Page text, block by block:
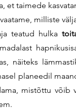
et taimede
milliste
teatud hulka
näiteks
planeedil
mistõttu võib